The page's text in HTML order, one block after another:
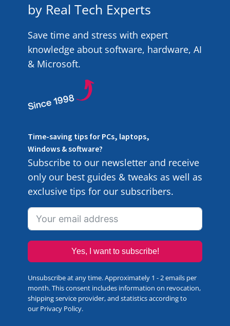
by Real Tech Experts
Save time and stress with expert
knowledge about software, hardware, AI
& Microsoft.
Time-saving tips for PCs, laptops,
Windows & software?
Subscribe to our newsletter and receive
only our best guides & tweaks as well as
exclusive tips for our subscribers.
Yes, I want to subscribe!
Unsubscribe at any time. Approximately 1 - 2 emails per
month. This consent includes information on revocation,
shipping service provider, and statistics according to
our Privacy Policy.